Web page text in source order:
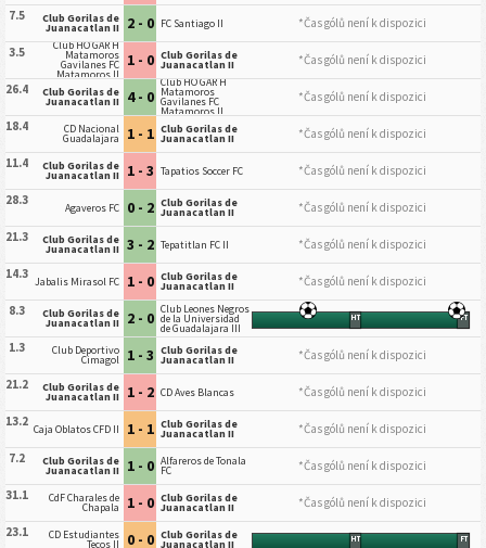
7.5
Club Gorilas de
Juanacatlan II 2 - 0 FC Santiago II
*Čas gólů není k dispozici
3.5
Club HO GAR H
Matamoros
Gavilanes FC
Matamoros II
1 - 0 Club Gorilas de
Juanacatlan II
*Čas gólů není k dispozici
26.4
Club Gorilas de
Juanacatlan II 4 - 0
Club HO GAR H
Matamoros
Gavilanes FC
Matamoros II
*Čas gólů není k dispozici
18.4
CD Nacional
Guadalajara 1 - 1 Club Gorilas de
Juanacatlan II
*Čas gólů není k dispozici
11.4
Club Gorilas de
Juanacatlan II 1 - 3 Tapatios Soccer FC
*Čas gólů není k dispozici
28.3
Agaveros FC 0 - 2 Club Gorilas de
Juanacatlan II
*Čas gólů není k dispozici
21.3
Club Gorilas de
Juanacatlan II 3 - 2 Tepatitlan FC II
*Čas gólů není k dispozici
14.3 Jabalis Mirasol FC 1 - 0 Club Gorilas de
Juanacatlan II
*Čas gólů není k dispozici
8.3
Club Gorilas de
Juanacatlan II 2 - 0 Club Leones Negros
de la Universidad
de Guadalajara III
HT FT
1.3 Club Deportivo
Cimagol 1 - 3 Club Gorilas de
Juanacatlan II
*Čas gólů není k dispozici
21.2
Club Gorilas de
Juanacatlan II 1 - 2 CD Aves Blancas
*Čas gólů není k dispozici
13.2 Caja Oblatos CFD II 1 - 1 Club Gorilas de
Juanacatlan II
*Čas gólů není k dispozici
7.2
Club Gorilas de
Juanacatlan II 1 - 0 Alfareros de Tonala
FC
*Čas gólů není k dispozici
31.1
CdF Charales de
Chapala 1 - 0 Club Gorilas de
Juanacatlan II
*Čas gólů není k dispozici
23.1
CD Estudiantes
Tecos II 0 - 0 Club Gorilas de
Juanacatlan II HT FT